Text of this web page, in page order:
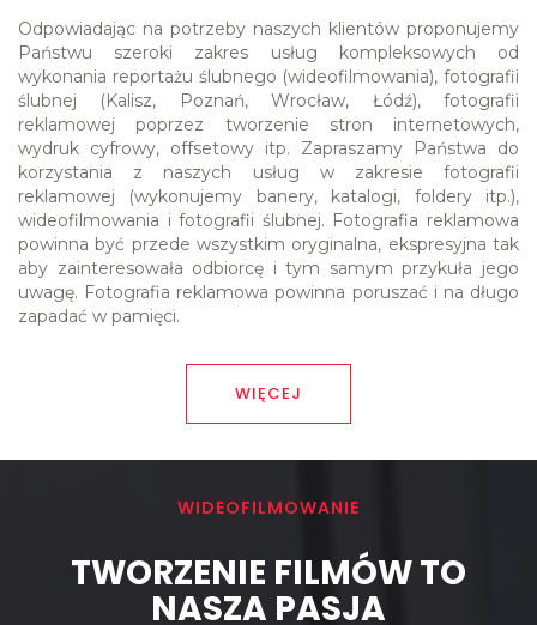
Odpowiadając na potrzeby naszych klientów proponujemy
Państwu szeroki zakres usług kompleksowych od
wykonania reportażu ślubnego (wideofilmowania), fotografii
ślubnej (Kalisz, Poznań, Wrocław, Łódź), fotografii
reklamowej poprzez tworzenie stron internetowych,
wydruk cyfrowy, offsetowy itp. Zapraszamy Państwa do
korzystania z naszych usług w zakresie fotografii
reklamowej (wykonujemy banery, katalogi, foldery itp.),
wideofilmowania i fotografii ślubnej. Fotografia reklamowa
powinna być przede wszystkim oryginalna, ekspresyjna tak
aby zainteresowała odbiorcę i tym samym przykuła jego
uwagę. Fotografia reklamowa powinna poruszać i na długo
zapadać w pamięci.
WIĘCEJ
WIDEOFILMOWANIE
TWORZENIE FILMÓW TO
NASZA PASJA